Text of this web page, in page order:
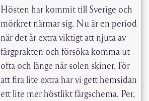
Hösten har kommit till Sverige och
mörkret närmar sig. Nu är en period
när det är extra viktigt att njuta av
färgprakten och försöka komma ut
ofta och länge när solen skiner. För
att fira lite extra har vi gett hemsidan
ett lite mer höstlikt färgschema. Per,